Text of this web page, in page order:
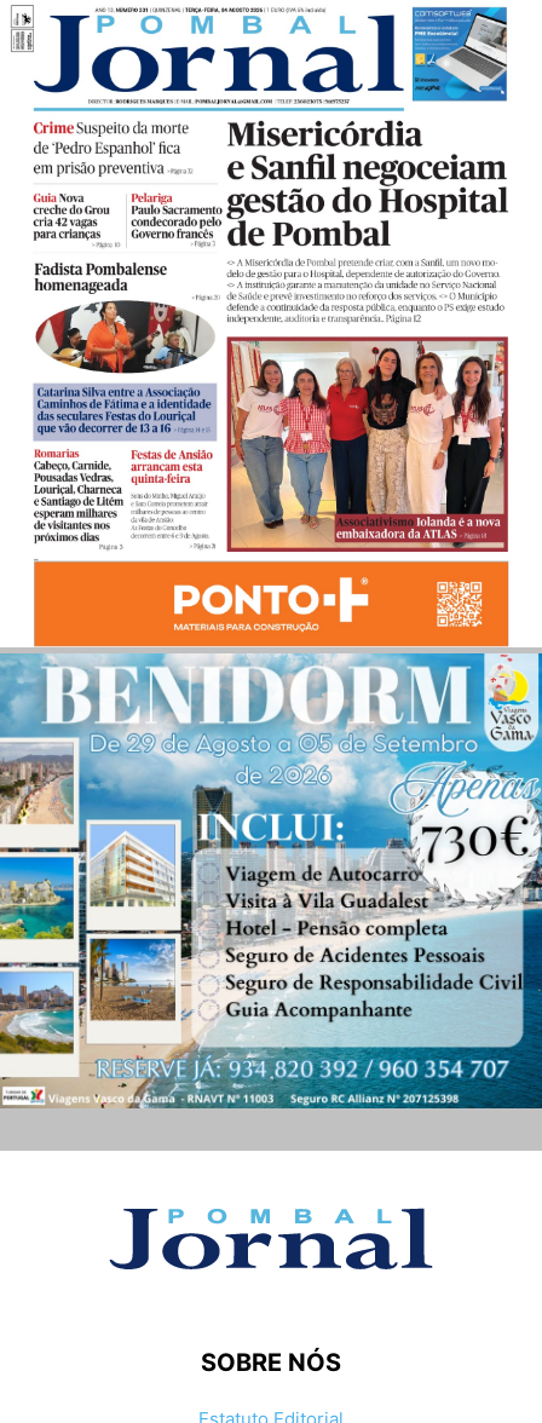
SOBRE NÓS
Estatuto Editorial